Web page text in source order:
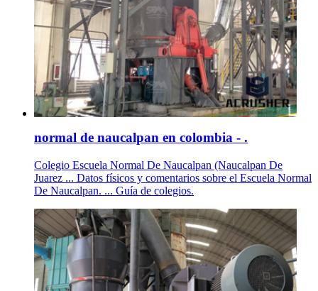
normal de naucalpan en colombia - .
Colegio Escuela Normal De Naucalpan (Naucalpan De
Juarez ... Datos físicos y comentarios sobre el Escuela Normal
De Naucalpan. ... Guía de colegios.